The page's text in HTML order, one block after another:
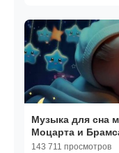
Музыка для сна
Моцарта и
минуты
143 711 просмотров